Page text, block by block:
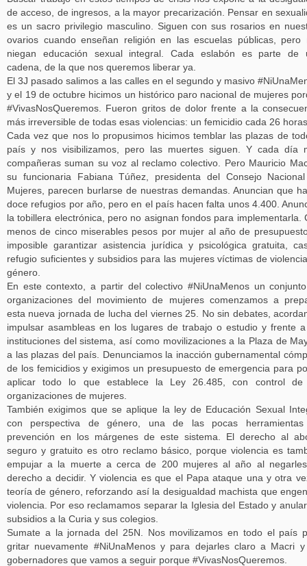
de acceso, de ingresos, a la mayor precarización. Pensar en
es un sacro privilegio masculino. Siguen con sus rosarios en
ovarios cuando enseñan religión en las escuelas públicas, pero
niegan educación sexual integral. Cada eslabón es parte de
cadena, de la que nos queremos liberar ya.
El 3J pasado salimos a las calles en el segundo y masivo
y el 19 de octubre hicimos un histórico paro nacional de mujeres
#VivasNosQueremos. Fueron gritos de dolor frente a la
más irreversible de todas esas violencias: un femicidio cada 26
Cada vez que nos lo propusimos hicimos temblar las plazas de
país y nos visibilizamos, pero las muertes siguen. Y cada día
compañeras suman su voz al reclamo colectivo. Pero Mauricio
su funcionaria Fabiana Túñez, presidenta del Consejo
Mujeres, parecen burlarse de nuestras demandas. Anuncian que
doce refugios por año, pero en el país hacen falta unos 4.400.
la tobillera electrónica, pero no asignan fondos para implementarla.
menos de cinco miserables pesos por mujer al año de
imposible garantizar asistencia jurídica y psicológica gratuita,
refugio suficientes y subsidios para las mujeres víctimas de
género.
En este contexto, a partir del colectivo #NiUnaMenos un
organizaciones del movimiento de mujeres comenzamos a
esta nueva jornada de lucha del viernes 25. No sin debates,
impulsar asambleas en los lugares de trabajo o estudio y frente
instituciones del sistema, así como movilizaciones a la Plaza de
a las plazas del país. Denunciamos la inacción gubernamental
de los femicidios y exigimos un presupuesto de emergencia para
aplicar todo lo que establece la Ley 26.485, con control de
organizaciones de mujeres.
También exigimos que se aplique la ley de Educación Sexual
con perspectiva de género, una de las pocas
prevención en los márgenes de este sistema. El derecho al
seguro y gratuito es otro reclamo básico, porque violencia es
empujar a la muerte a cerca de 200 mujeres al año al
derecho a decidir. Y violencia es que el Papa ataque una y otra
teoría de género, reforzando así la desigualdad machista que
violencia. Por eso reclamamos separar la Iglesia del Estado y
subsidios a la Curia y sus colegios.
Sumate a la jornada del 25N. Nos movilizamos en todo el país
gritar nuevamente #NiUnaMenos y para dejarles claro a Macri
gobernadores que vamos a seguir porque #VivasNosQueremos.